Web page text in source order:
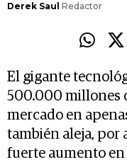
Derek Saul Redactor
El gigante
500.000 millones
mercado en
también aleja, por
fuerte aumento en